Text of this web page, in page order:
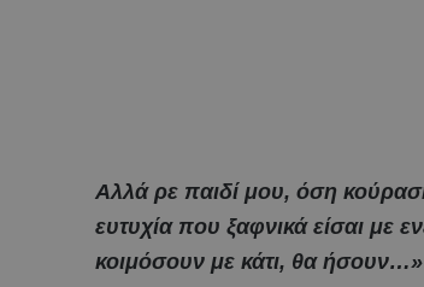
Αλλά ρε παιδί μου, όση κούραση
ευτυχία που ξαφνικά είσαι με
κοιμόσουν με κάτι, θα ήσουν…»